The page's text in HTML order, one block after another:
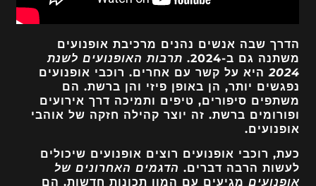
הדרך שבה אנשים נהנים מרכיבת אופנועים
משתנה גם ב-2024.
תרבות האופנועים לשנת
2024היא על קשר עם אחרים. רוכבי אופנועים
נפגשים יותר, הן באופן פיזי והן ברשת. הם
משתפים סיפורים, טיפים ותמיכה דרך אירועים
ופורומים ברשת. זה יוצר קהילה חזקה של אוהבי
אופנועים.
כעת, רוכבי אופנועים רוצים אופנועים שיכולים
לעשות הרבה דברים. הדגמים האחרונים של
אופנועים מגיעים עם המון תכונות חדשות. הם